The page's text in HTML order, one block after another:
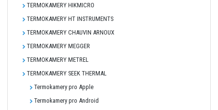
TERMOKAMERY HIKMICRO
TERMOKAMERY HT INSTRUMENTS
TERMOKAMERY CHAUVIN ARNOUX
TERMOKAMERY MEGGER
TERMOKAMERY METREL
TERMOKAMERY SEEK THERMAL
Termokamery pro Apple
Termokamery pro Android